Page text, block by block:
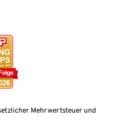
Mehrwertsteuer und